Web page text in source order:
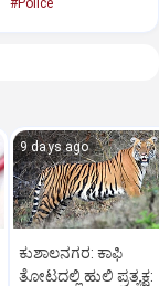
#Police
9 days ago
ಕುಶಾಲನಗರ: ಕಾಫಿ
ತೋಟದಲ್ಲಿ ಹುಲಿ ಪ್ರತ್ಯಕ್ಷ: